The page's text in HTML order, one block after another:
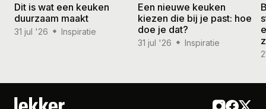
Dit is wat een keuken
duurzaam maakt
31 jul '26 Inspiratie
Een nieuwe keuken
kiezen die bij je past: hoe
doe je dat?
31 jul '26 Inspiratie